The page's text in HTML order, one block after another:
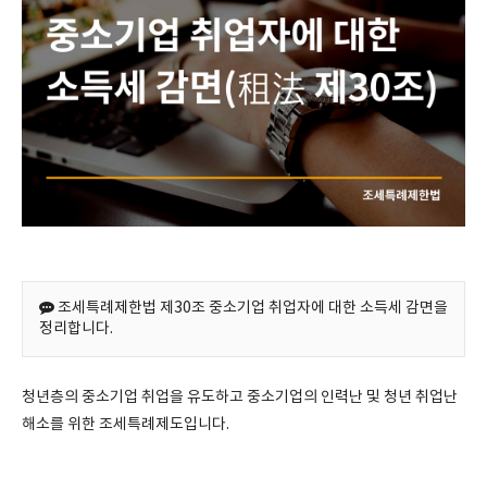
조세특례제한법 제30조 중소기업 취업자에 대한 소득세 감면을
정리합니다.
청년층의 중소기업 취업을 유도하고 중소기업의 인력난 및 청년 취업난
해소를 위한 조세특례제도입니다.